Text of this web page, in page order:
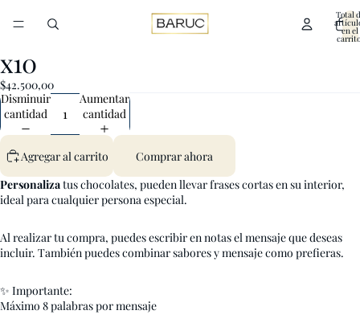
Total
en el
Abrir
imagen
a
pantalla
completa
Abrir
imagen
a
pantalla
completa
x10
$42.500,00
Disminuir
cantidad
Aumentar
cantidad
Agregar al carrito
Comprar ahora
Personalizatuschocolates, pueden llevar frases cortas en su interior,
ideal para cualquier persona especial.
Al realizar tu compra, puedes escribir en notas el mensaje que deseas
incluir. También puedes combinar sabores y mensaje como prefieras.
✨ Importante:
Máximo 8 palabras por mensaje